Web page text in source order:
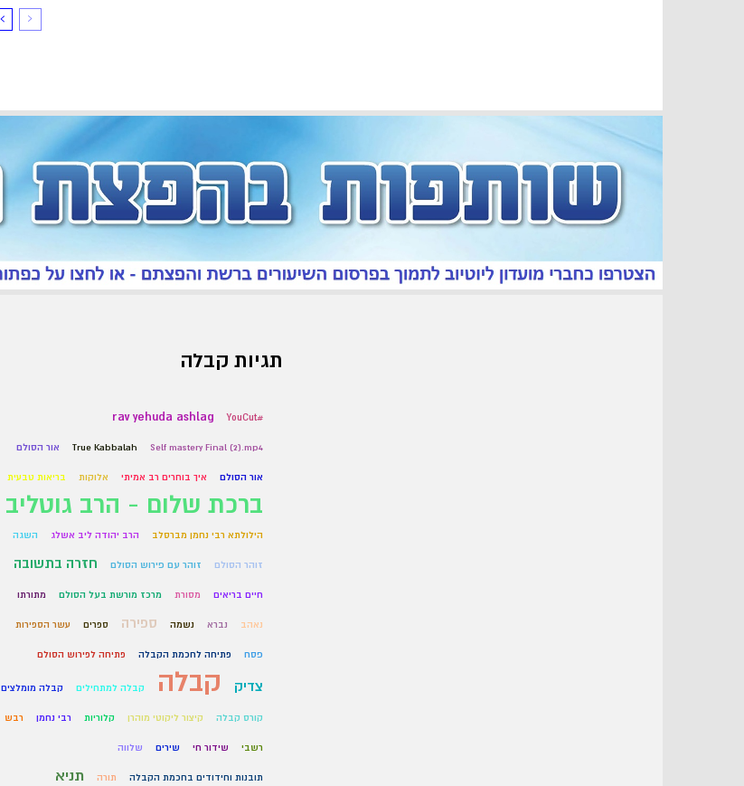
תגיות קבלה
#YouCut
rav yehuda ashlag
Self mastery Final (2).mp4
True Kabbalah אור הסולם
אור הסולם איך בוחרים רב אמיתי אלוקות בריאות טבעית
ברכת שלום - הרב גוטליב
הילולתא רבי נחמן מברסלב הרב יהודה ליב אשלג השגה
זוהר הסולם זוהר עם פירוש הסולם חזרה בתשובה
חיים בריאים מסורת מרכז מורשת בעל הסולם מתורתו
נאהב נברא נשמה ספירה ספרים עשר הספירות
פסח פתיחה לחכמת הקבלה פתיחה לפירוש הסולם
צדיק קבלה קבלה למתחילים קבלה מומלצים
קורס קבלה קיצור ליקוטי מוהרן קלוריות רבי נחמן רבש
רשבי שידור חי שירים שלווה
תובנות וחידודים בחכמת הקבלה תורה תניא